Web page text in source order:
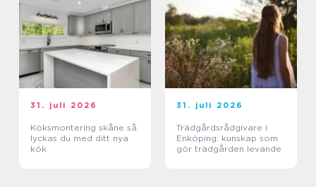
31. juli 2026
Köksmontering skåne så
lyckas du med ditt nya
kök
31. juli 2026
Trädgårdsrådgivare i
Enköping: kunskap som
gör trädgården levande